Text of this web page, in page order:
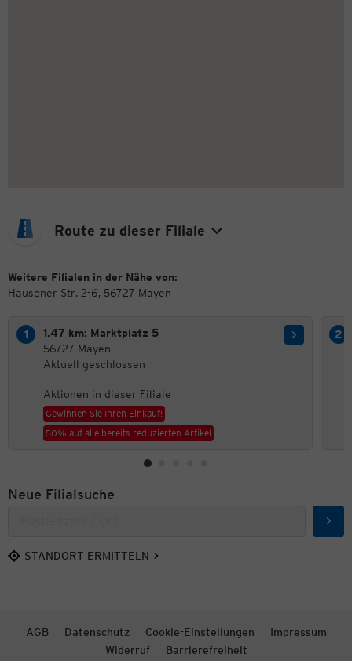
Route zu dieser Filiale
Weitere Filialen in der Nähe von:
Hausener Str. 2-6, 56727 Mayen
1.47 km: Marktplatz 5
56727 Mayen
Aktuell geschlossen
Aktionen in dieser Filiale
Gewinnen Sie Ihren Einkauf!
50% auf alle bereits reduzierten Artikel
Neue Filialsuche
STANDORT ERMITTELN
AGB Datenschutz Cookie-Einstellungen
Impressum
Widerruf
Barrierefreiheit